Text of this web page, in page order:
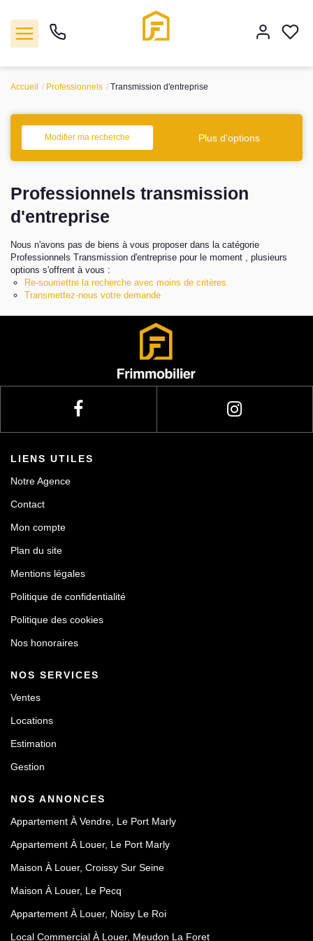
Vente
Location
Biens vendus
Estimation
Contact
Accueil Professionnels Transmission d'entreprise
Modifier ma recherche Plus d'options
Professionnels transmission
d'entreprise
Nous n'avons pas de biens à vous proposer dans la catégorie
Professionnels Transmission d'entreprise pour le moment , plusieurs
options s'offrent à vous :
Re-soumettre la recherche avec moins de critères.
Transmettez-nous votre demande
LIENS UTILES
Notre Agence
Contact
Mon compte
Plan du site
Mentions légales
Politique de confidentialité
Politique des cookies
Nos honoraires
NOS SERVICES
Ventes
Locations
Estimation
Gestion
NOS ANNONCES
Appartement À Vendre, Le Port Marly
Appartement À Louer, Le Port Marly
Maison À Louer, Croissy Sur Seine
Maison À Louer, Le Pecq
Appartement À Louer, Noisy Le Roi
Local Commercial À Louer, Meudon La Foret